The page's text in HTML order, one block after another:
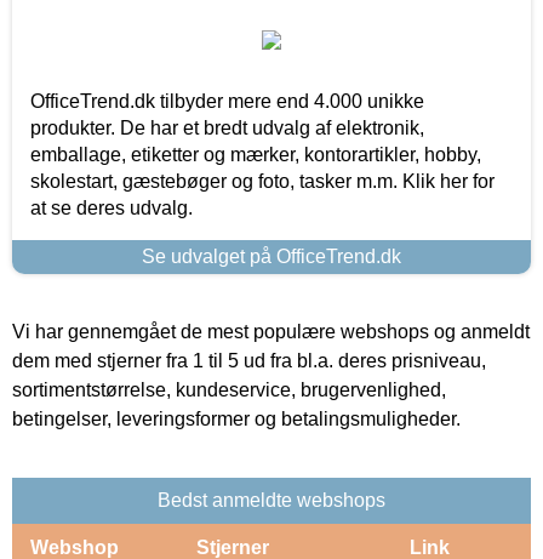
OfficeTrend.dk tilbyder mere end 4.000 unikke
produkter. De har et bredt udvalg af elektronik,
emballage, etiketter og mærker, kontorartikler, hobby,
skolestart, gæstebøger og foto, tasker m.m. Klik her for
at se deres udvalg.
Se udvalget på OfficeTrend.dk
Vi har gennemgået de mest populære webshops og anmeldt
dem med stjerner fra 1 til 5 ud fra bl.a. deres prisniveau,
sortimentstørrelse, kundeservice, brugervenlighed,
betingelser, leveringsformer og betalingsmuligheder.
Bedst anmeldte webshops
Webshop Stjerner Link